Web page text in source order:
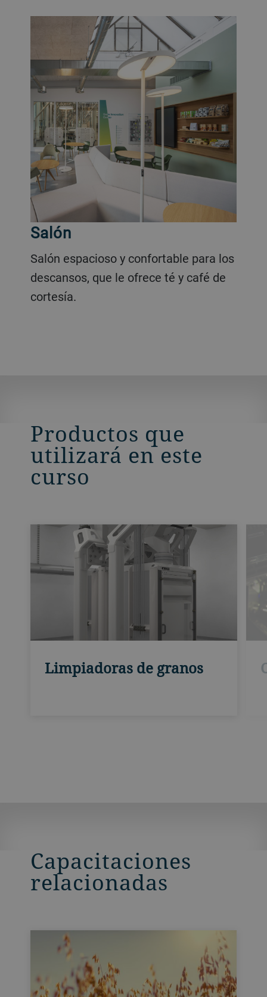
Salón
Salón espacioso y confortable para los
descansos, que le ofrece té y café de
cortesía.
Productos que
utilizará en este
curso
Limpiadoras de granos
Capacitaciones
relacionadas